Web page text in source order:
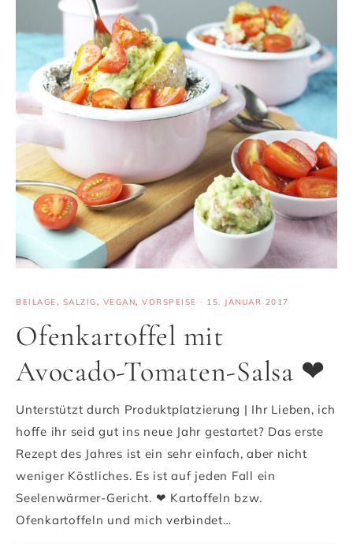
BEILAGE, SALZIG, VEGAN, VORSPEISE · 15. JANUAR 2017
Ofenkartoffel mit
Avocado-Tomaten-Salsa ❤
Unterstützt durch Produktplatzierung | Ihr Lieben, ich
hoffe ihr seid gut ins neue Jahr gestartet? Das erste
Rezept des Jahres ist ein sehr einfach, aber nicht
weniger Köstliches. Es ist auf jeden Fall ein
Seelenwärmer-Gericht. ❤ Kartoffeln bzw.
Ofenkartoffeln und mich verbindet…